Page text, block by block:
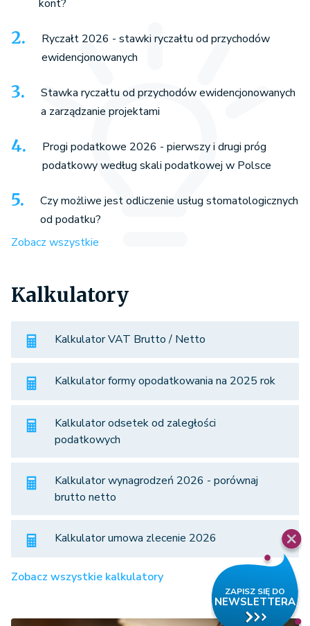
kont?
Ryczałt 2026 - stawki ryczałtu od przychodów
ewidencjonowanych
Stawka ryczałtu od przychodów ewidencjonowanych
a zarządzanie projektami
Progi podatkowe 2026 - pierwszy i drugi próg
podatkowy według skali podatkowej w Polsce
Czy możliwe jest odliczenie usług stomatologicznych
od podatku?
Zobacz wszystkie
Kalkulatory
Kalkulator VAT Brutto / Netto
Kalkulator formy opodatkowania na 2025 rok
Kalkulator odsetek od zaległości
podatkowych
Kalkulator wynagrodzeń 2026 - porównaj
brutto netto
Kalkulator umowa zlecenie 2026
Zobacz wszystkie kalkulatory